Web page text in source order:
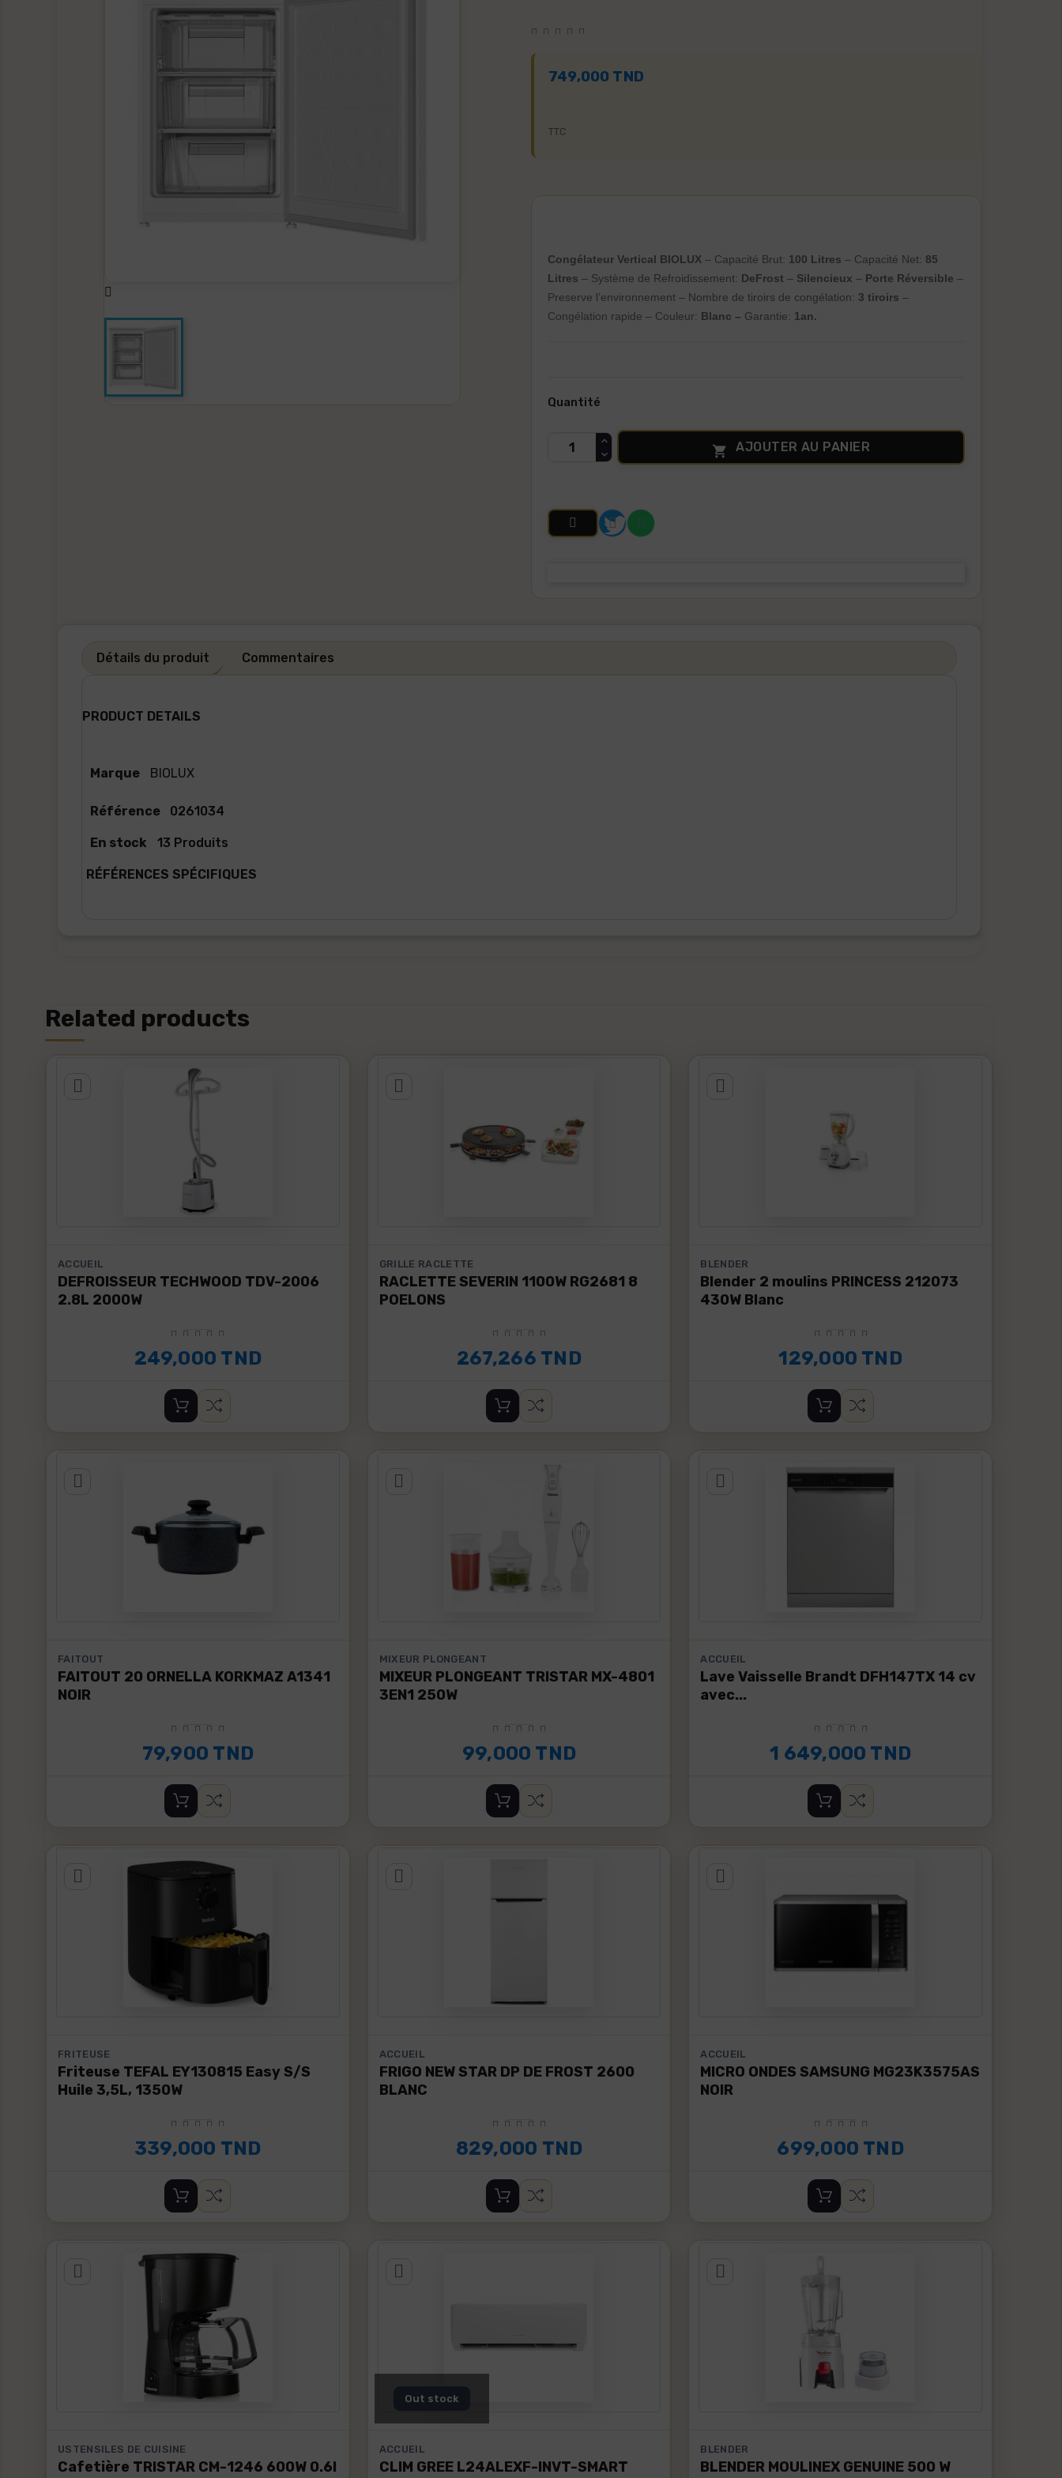
749,000 TND
TTC
Congélateur Vertical BIOLUX – Capacité Brut: 100 Litres – Capacité Net: 85
Litres – Système de Refroidissement: DeFrost – Silencieux – Porte Réversible –
Preserve l’environnement – Nombre de tiroirs de congélation: 3 tiroirs –
Congélation rapide – Couleur: Blanc – Garantie: 1an.
Quantité
 AJOUTER AU PANIER
Détails du produit Commentaires
PRODUCT DETAILS
Marque BIOLUX
Référence 0261034
En stock 13 Produits
RÉFÉRENCES SPÉCIFIQUES
Related products
ACCUEIL
DEFROISSEUR TECHWOOD TDV-2006
2.8L 2000W
249,000 TND
GRILLE RACLETTE
RACLETTE SEVERIN 1100W RG2681 8
POELONS
267,266 TND
BLENDER
Blender 2 moulins PRINCESS 212073
430W Blanc
129,000 TND
FAITOUT
FAITOUT 20 ORNELLA KORKMAZ A1341
NOIR
79,900 TND
MIXEUR PLONGEANT
MIXEUR PLONGEANT TRISTAR MX-4801
3EN1 250W
99,000 TND
ACCUEIL
Lave Vaisselle Brandt DFH147TX 14 cv
avec...
1 649,000 TND
FRITEUSE
Friteuse TEFAL EY130815 Easy S/S
Huile 3,5L, 1350W
339,000 TND
ACCUEIL
FRIGO NEW STAR DP DE FROST 2600
BLANC
829,000 TND
ACCUEIL
MICRO ONDES SAMSUNG MG23K3575AS
NOIR
699,000 TND
USTENSILES DE CUISINE
Cafetière TRISTAR CM-1246 600W 0.6l
Out stock
ACCUEIL
CLIM GREE L24ALEXF-INVT-SMART
BLENDER
BLENDER MOULINEX GENUINE 500 W